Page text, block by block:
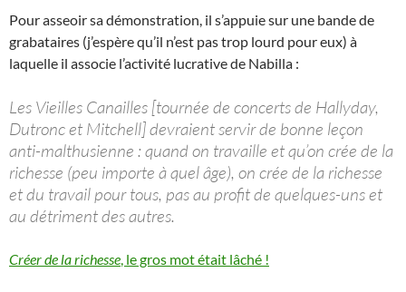
Pour asseoir sa démonstration, il s’appuie sur une bande de
grabataires (j’espère qu’il n’est pas trop lourd pour eux) à
laquelle il associe l’activité lucrative de Nabilla :
Les Vieilles Canailles [tournée de concerts de Hallyday,
Dutronc et Mitchell] devraient servir de bonne leçon
anti-malthusienne : quand on travaille et qu’on crée de la
richesse (peu importe à quel âge), on crée de la richesse
et du travail pour tous, pas au profit de quelques-uns et
au détriment des autres.
Créer de la richesse , le gros mot était lâché !